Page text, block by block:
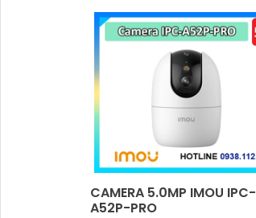
CAMERA 5.0MP IMOU IPC-
A52P-PRO